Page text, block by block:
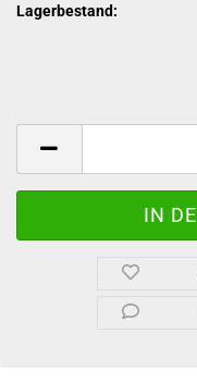
Lagerbestand: